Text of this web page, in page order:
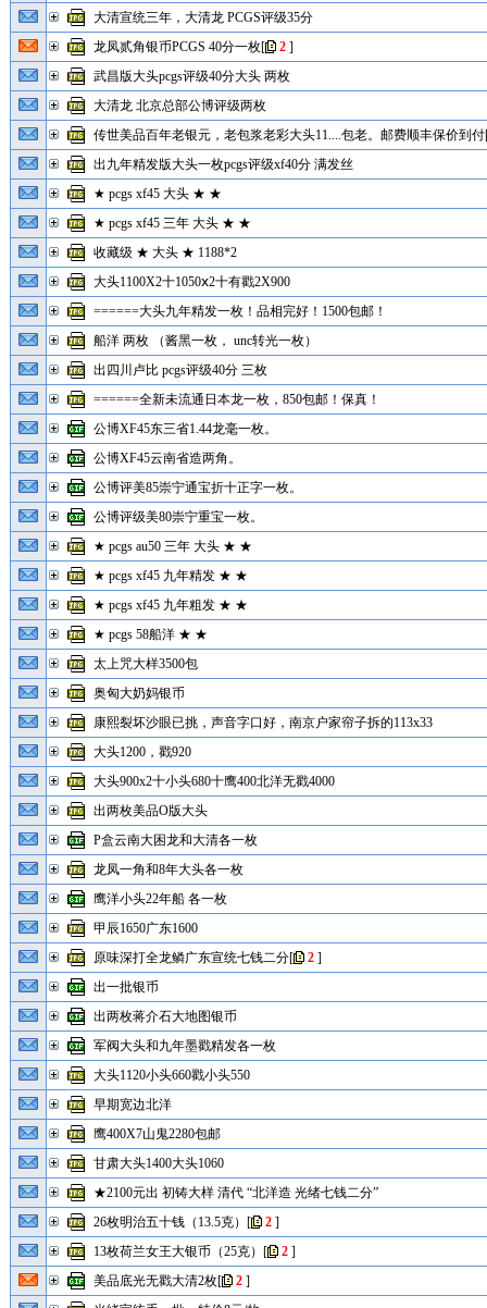
大清宣统三年，大清龙 PCGS评级35分
龙凤贰角银币PCGS 40分一枚[ 2]
武昌版大头pcgs评级40分大头 两枚
大清龙 北京总部公博评级两枚
传世美品百年老银元，老包浆老彩大头11....包老。邮费顺丰保价到
出九年精发版大头一枚pcgs评级xf40分 满发丝
★ pcgs xf45 大头 ★ ★
★ pcgs xf45 三年 大头 ★ ★
收藏级 ★ 大头 ★ 1188*2
大头1100X2十1050ⅹ2十有戳2X900
======大头九年精发一枚！品相完好！1500包邮！
船洋 两枚 （酱黑一枚， unc转光一枚）
出四川卢比 pcgs评级40分 三枚
======全新未流通日本龙一枚，850包邮！保真！
公博XF45东三省1.44龙毫一枚。
公博XF45云南省造两角。
公博评美85崇宁通宝折十正字一枚。
公博评级美80崇宁重宝一枚。
★ pcgs au50 三年 大头 ★ ★
★ pcgs xf45 九年精发 ★ ★
★ pcgs xf45 九年粗发 ★ ★
★ pcgs 58船洋 ★ ★
太上咒大样3500包
奥匈大奶妈银币
康熙裂坏沙眼已挑，声音字口好，南京户家帘子拆的113x33
大头1200，戳920
大头900x2十小头680十鹰400北洋无戳4000
出两枚美品O版大头
P盒云南大困龙和大清各一枚
龙凤一角和8年大头各一枚
鹰洋小头22年船 各一枚
甲辰1650广东1600
原味深打全龙鳞广东宣统七钱二分[ 2]
出一批银币
出两枚蒋介石大地图银币
军阀大头和九年墨戳精发各一枚
大头1120小头660戳小头550
早期宽边北洋
鹰400X7山鬼2280包邮
甘肃大头1400大头1060
★2100元出 初铸大样 清代 “北洋造 光绪七钱二分”
26枚明治五十钱（13.5克） [ 2]
13枚荷兰女王大银币（25克） [ 2]
美品底光无戳大清2枚[ 2]